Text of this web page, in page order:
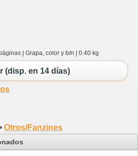
| Grapa, color y b/n | 0.40 kg
(disp. en 14 días)
Otros/Fanzines